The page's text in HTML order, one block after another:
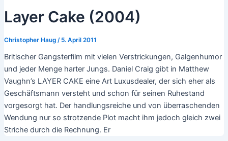
Layer Cake (2004)
Christopher Haug / 5. April 2011
Britischer Gangsterfilm mit vielen Verstrickungen, Galgenhumor
und jeder Menge harter Jungs. Daniel Craig gibt in Matthew
Vaughn’s LAYER CAKE eine Art Luxusdealer, der sich eher als
Geschäftsmann versteht und schon für seinen Ruhestand
vorgesorgt hat. Der handlungsreiche und von überraschenden
Wendung nur so strotzende Plot macht ihm jedoch gleich zwei
Striche durch die Rechnung. Er